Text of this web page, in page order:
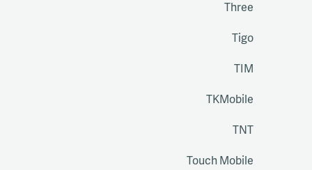
Three
Tigo
TIM
TKMobile
TNT
Touch Mobile